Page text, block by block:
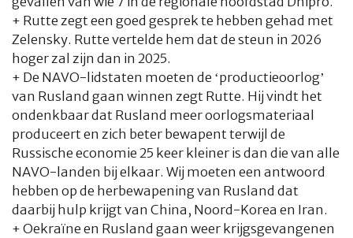
+ Rutte zegt een goed gesprek te hebben gehad met
Zelensky. Rutte vertelde hem dat de steun in 2026
hoger zal zijn dan in 2025.
+ De NAVO-lidstaten moeten de ‘productieoorlog’
van Rusland gaan winnen zegt Rutte. Hij vindt het
ondenkbaar dat Rusland meer oorlogsmateriaal
produceert en zich beter bewapent terwijl de
Russische economie 25 keer kleiner is dan die van alle
NAVO-landen bij elkaar. Wij moeten een antwoord
hebben op de herbewapening van Rusland dat
daarbij hulp krijgt van China, Noord-Korea en Iran.
+ Oekraïne en Rusland gaan weer krijgsgevangenen